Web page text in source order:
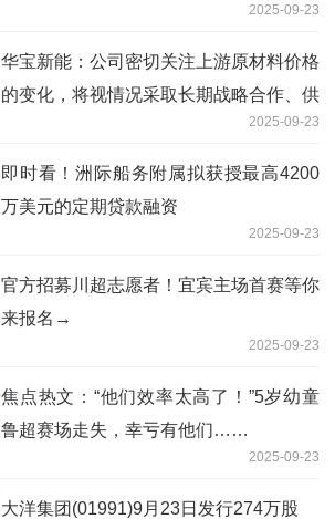
2025-09-23
华宝新能：公司密切关注上游原材料价格
的变化，将视情况采取长期战略合作、供
应商结构调整、研发及设计优化等多种方
式确保采购成本的稳定-每日快播
2025-09-23
即时看！洲际船务附属拟获授最高4200
万美元的定期贷款融资
2025-09-23
官方招募川超志愿者！宜宾主场首赛等你
来报名→
2025-09-23
焦点热文：“他们效率太高了！”5岁幼童
鲁超赛场走失，幸亏有他们……
2025-09-23
大洋集团(01991)9月23日发行274万股